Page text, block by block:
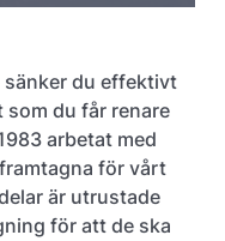
sänker du effektivt
du får renare
arbetat med
för vårt
är utrustade
för att de ska